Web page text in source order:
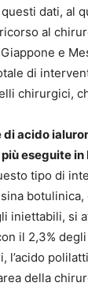
dati, al
al
e
di
chirurgici,
di acido
eseguite in
tipo di
botulinica,
iniettabili, si
il 2,3%
della